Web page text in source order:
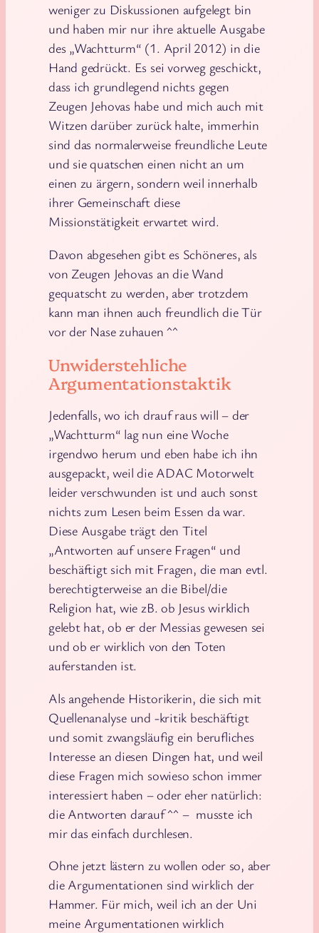
weniger zu Diskussionen aufgelegt bin
und haben mir nur ihre aktuelle Ausgabe
des „Wachtturm“ (1. April 2012) in die
Hand gedrückt. Es sei vorweg geschickt,
dass ich grundlegend nichts gegen
Zeugen Jehovas habe und mich auch mit
Witzen darüber zurück halte, immerhin
sind das normalerweise freundliche Leute
und sie quatschen einen nicht an um
einen zu ärgern, sondern weil innerhalb
ihrer Gemeinschaft diese
Missionstätigkeit erwartet wird.
Davon abgesehen gibt es Schöneres, als
von Zeugen Jehovas an die Wand
gequatscht zu werden, aber trotzdem
kann man ihnen auch freundlich die Tür
vor der Nase zuhauen ^^
Unwiderstehliche
Argumentationstaktik
Jedenfalls, wo ich drauf raus will – der
„Wachtturm“ lag nun eine Woche
irgendwo herum und eben habe ich ihn
ausgepackt, weil die ADAC Motorwelt
leider verschwunden ist und auch sonst
nichts zum Lesen beim Essen da war.
Diese Ausgabe trägt den Titel
„Antworten auf unsere Fragen“ und
beschäftigt sich mit Fragen, die man evtl.
berechtigterweise an die Bibel/die
Religion hat, wie zB. ob Jesus wirklich
gelebt hat, ob er der Messias gewesen sei
und ob er wirklich von den Toten
auferstanden ist.
Als angehende Historikerin, die sich mit
Quellenanalyse und -kritik beschäftigt
und somit zwangsläufig ein berufliches
Interesse an diesen Dingen hat, und weil
diese Fragen mich sowieso schon immer
interessiert haben – oder eher natürlich:
die Antworten darauf ^^ – musste ich
mir das einfach durchlesen.
Ohne jetzt lästern zu wollen oder so, aber
die Argumentationen sind wirklich der
Hammer. Für mich, weil ich an der Uni
meine Argumentationen wirklich